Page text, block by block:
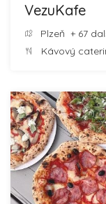
VezuKafe
Plzeň + 67
Kávový